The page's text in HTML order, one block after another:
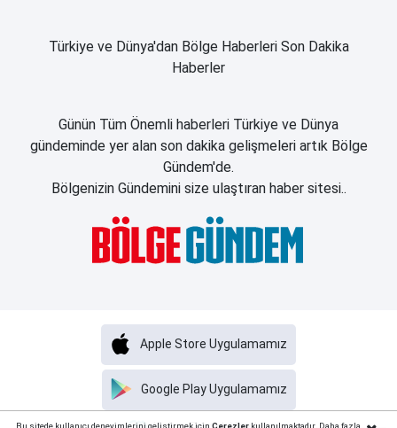
Türkiye ve Dünya'dan Bölge Haberleri Son Dakika
Haberler
Günün Tüm Önemli haberleri Türkiye ve Dünya
gündeminde yer alan son dakika gelişmeleri artık Bölge
Gündem'de.
Bölgenizin Gündemini size ulaştıran haber sitesi..
Google Play Uygulamamız
Apple Store Uygulamamız
Bu sitede kullanıcı deneyimlerini geliştirmek için Çerezlerkullanılmaktadır. Daha fazla